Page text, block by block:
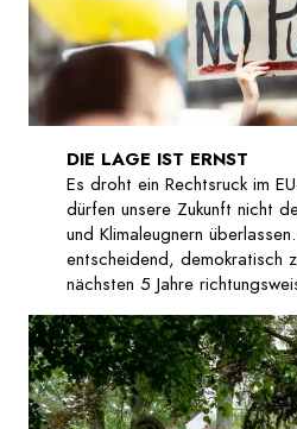
DIE LAGE IST ERNST
Es droht ein Rechtsruck im
dürfen unsere Zukunft nicht
und Klimaleugnern
entscheidend, demokratisch
nächsten 5 Jahre